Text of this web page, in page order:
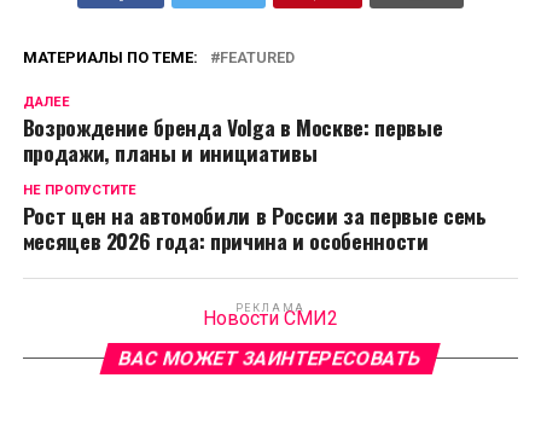
МАТЕРИАЛЫ ПО ТЕМЕ: FEATURED
ДАЛЕЕ
Возрождение бренда Volga в Москве: первые
продажи, планы и инициативы
НЕ ПРОПУСТИТЕ
Рост цен на автомобили в России за первые семь
месяцев 2026 года: причина и особенности
РЕКЛАМА
Новости СМИ2
ВАС МОЖЕТ ЗАИНТЕРЕСОВАТЬ